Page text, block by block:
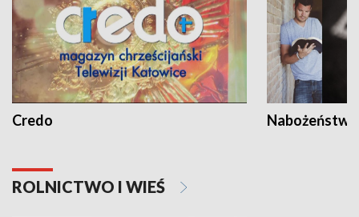
Credo
ROLNICTWO I WIEŚ